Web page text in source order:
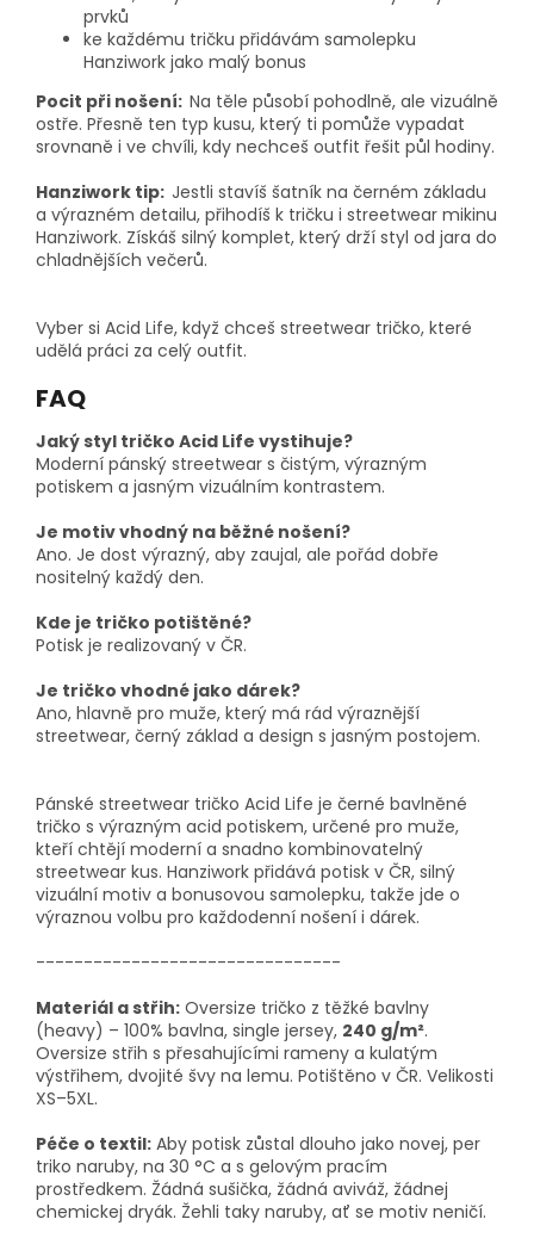
prvků
ke každému tričku přidávám samolepku
Hanziwork jako malý bonus
Pocit při nošení: Na těle působí pohodlně, ale vizuálně
ostře. Přesně ten typ kusu, který ti pomůže vypadat
srovnaně i ve chvíli, kdy nechceš outfit řešit půl hodiny.
Hanziwork tip: Jestli stavíš šatník na černém základu
a výrazném detailu, přihodíš k tričku i streetwear mikinu
Hanziwork. Získáš silný komplet, který drží styl od jara do
chladnějších večerů.
Vyber si Acid Life, když chceš streetwear tričko, které
udělá práci za celý outfit.
FAQ
Jaký styl tričko Acid Life vystihuje?
Moderní pánský streetwear s čistým, výrazným
potiskem a jasným vizuálním kontrastem.
Je motiv vhodný na běžné nošení?
Ano. Je dost výrazný, aby zaujal, ale pořád dobře
nositelný každý den.
Kde je tričko potištěné?
Potisk je realizovaný v ČR.
Je tričko vhodné jako dárek?
Ano, hlavně pro muže, který má rád výraznější
streetwear, černý základ a design s jasným postojem.
Pánské streetwear tričko Acid Life je černé bavlněné
tričko s výrazným acid potiskem, určené pro muže,
kteří chtějí moderní a snadno kombinovatelný
streetwear kus. Hanziwork přidává potisk v ČR, silný
vizuální motiv a bonusovou samolepku, takže jde o
výraznou volbu pro každodenní nošení i dárek.
--------------------------------
Materiál a střih: Oversize tričko z těžké bavlny
(heavy) – 100% bavlna, single jersey, 240 g/m².
Oversize střih s přesahujícími rameny a kulatým
výstřihem, dvojité švy na lemu. Potištěno v ČR. Velikosti
XS–5XL.
Péče o textil: Aby potisk zůstal dlouho jako novej, per
triko naruby, na 30 °C a s gelovým pracím
prostředkem. Žádná sušička, žádná aviváž, žádnej
chemickej dryák. Žehli taky naruby, ať se motiv neničí.